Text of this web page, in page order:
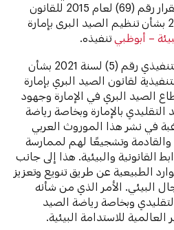
اللائحة التنفيذية الصادرة بالقرار رقم (69) لعام 2015 للقانون
المحلي رقم (22) لعام 2005 بشأن تنظيم الصيد البرى بإمارة
– أبوظبي تنفيذه.
ويأتي قرار رئيس المجلس التنفيذي رقم (5) لسنة 2021 بشأن
لقانون الصيد البري بإمارة
الصيد البري في الإمارة وجهود
بالإمارة وبخاصة رياضة
في نشر هذا الموروث العربي
والقادمة وتشجيعًا لهم لممارسة
القانونية والبيئية. هذا إلى جانب
الطبيعية عن طريق تنويع وتعزيز
البيئي. الأمر الذي من شأنه
وبخاصة رياضة الصيد
للاستدامة البيئية.